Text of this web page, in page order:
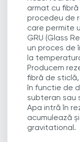
armat cu
procedeu de
care permite
GRU (Glass
un proces de
la
Producem
fibră de sticlă,
în functie de
subteran sau
Apa intră în
acumulează
gravitational.